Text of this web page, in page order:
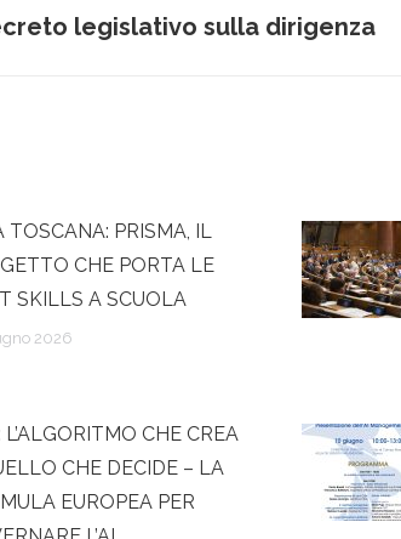
legislativo sulla dirigenza
TOSCANA: PRISMA, IL
CHE PORTA LE
SKILLS A SCUOLA
2026
L’ALGORITMO CHE CREA
CHE DECIDE – LA
EUROPEA PER